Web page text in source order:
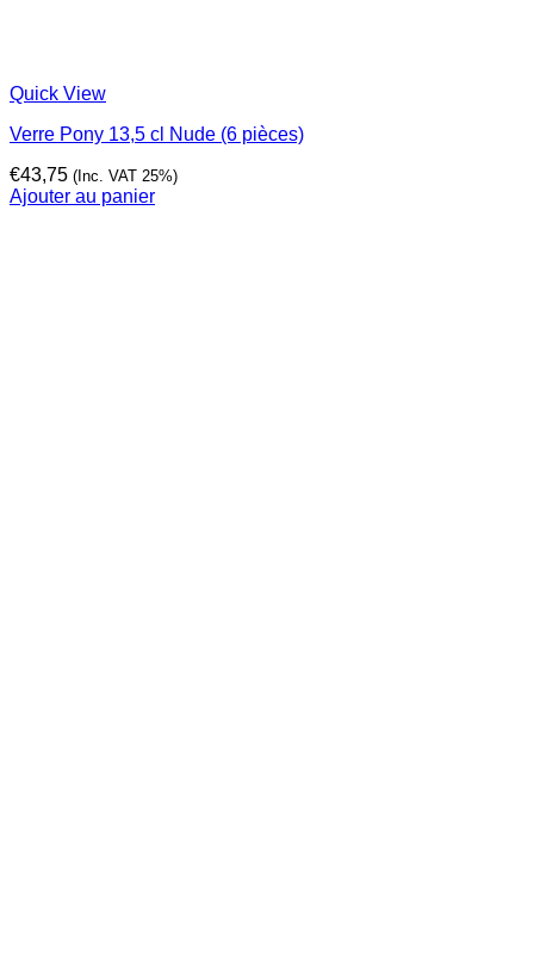
Quick View
Verre Pony 13,5 cl Nude (6 pièces)
€43,75 (Inc. VAT 25%)
Ajouter au panier